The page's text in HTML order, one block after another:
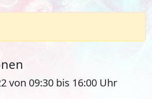
von 09:30 bis 16:00 Uhr